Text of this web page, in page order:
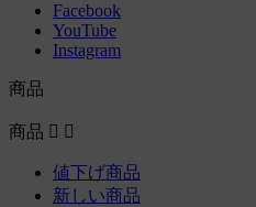
Facebook
YouTube
Instagram
商品
商品  
値下げ商品
新しい商品